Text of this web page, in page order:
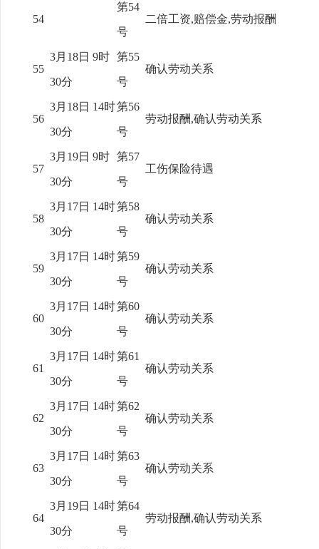
54
第54
号
二倍工资,赔偿金,劳动报酬
55
3月18日 9时
30分
第55
号
确认劳动关系
56
3月18日 14时
30分
第56
号
劳动报酬,确认劳动关系
57
3月19日 9时
30分
第57
号
工伤保险待遇
58
3月17日 14时
30分
第58
号
确认劳动关系
59
3月17日 14时
30分
第59
号
确认劳动关系
60
3月17日 14时
30分
第60
号
确认劳动关系
61
3月17日 14时
30分
第61
号
确认劳动关系
62
3月17日 14时
30分
第62
号
确认劳动关系
63
3月17日 14时
30分
第63
号
确认劳动关系
64
3月19日 14时
30分
第64
号
劳动报酬,确认劳动关系